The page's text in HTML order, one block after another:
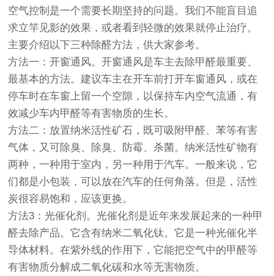
空气控制是一个需要长期坚持的问题。我们不能盲目追
求立竿见影的效果，或者看到轻微的效果就停止治疗。
主要介绍以下三种除醛方法，供大家参考。
方法一：开窗通风。开窗通风是车主去除甲醛最重要、
最基本的方法。建议车主在开车前打开车窗通风，或在
停车时在车窗上留一个空隙，以保持车内空气流通，有
效减少车内甲醛等有害物质的生长。
方法二：放置纳米活性矿石，既可吸附甲醛、苯等有害
气体，又可除臭、除臭、防霉、杀菌。纳米活性矿物有
两种，一种用于室内，另一种用于汽车。一般来说，它
们都是小包装，可以放在汽车的任何角落。但是，活性
炭很容易饱和，应该更换。
方法3：光催化剂。光催化剂是近年来发展起来的一种甲
醛去除产品。它含有纳米二氧化钛。它是一种光催化半
导体材料。在紫外线的作用下，它能把空气中的甲醛等
有害物质分解成二氧化碳和水等无害物质。